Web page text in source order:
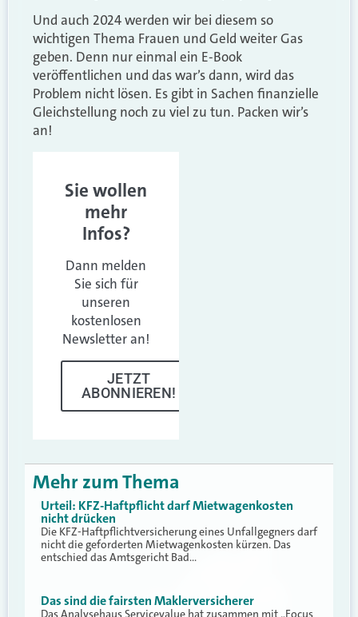
Und auch 2024 werden wir bei diesem so
wichtigen Thema Frauen und Geld weiter Gas
geben. Denn nur einmal ein E-Book
veröffentlichen und das war’s dann, wird das
Problem nicht lösen. Es gibt in Sachen finanzielle
Gleichstellung noch zu viel zu tun. Packen wir’s
an!
Sie wollen
mehr
Infos?
Dann melden
Sie sich für
unseren
kostenlosen
Newsletter an!
JETZT
ABONNIEREN!
Mehr zum Thema
Urteil: KFZ-Haftpflicht darf Mietwagenkosten
nicht drücken
Die KFZ-Haftpflichtversicherung eines Unfallgegners darf
nicht die geforderten Mietwagenkosten kürzen. Das
entschied das Amtsgericht Bad…
Das sind die fairsten Maklerversicherer
Das Analysehaus Servicevalue hat zusammen mit „Focus